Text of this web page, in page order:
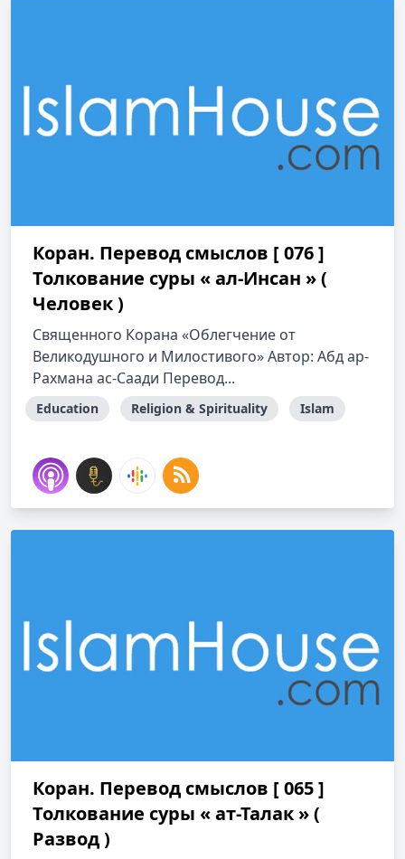
Коран. Перевод смыслов [ 076 ]
Толкование cуры « ал-Инсан » (
Человек )
Священного Корана «Облегчение от
Великодушного и Милостивого» Автор: Абд ар-
Рахмана ас-Саади Перевод...
Education Religion & Spirituality Islam
Коран. Перевод смыслов [ 065 ]
Толкование cуры « ат-Талак » (
Развод )